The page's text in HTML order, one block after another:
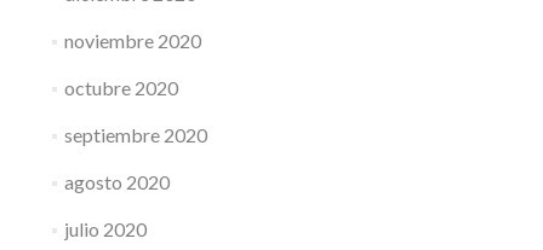
noviembre 2020
octubre 2020
septiembre 2020
agosto 2020
julio 2020